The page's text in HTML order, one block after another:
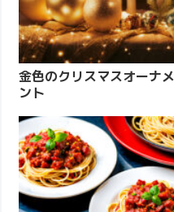
金色のクリスマスオーナメ
ント